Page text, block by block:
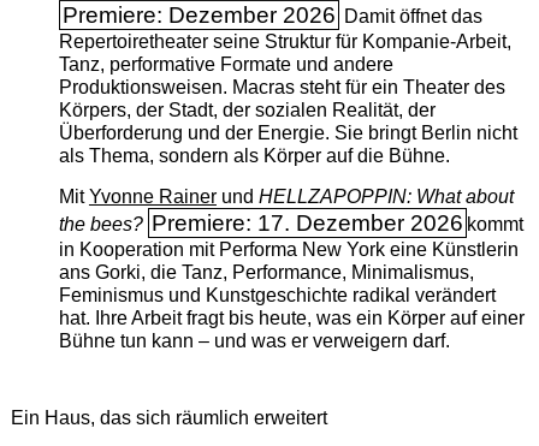
Premiere: Dezember 2026 Damit öffnet das
Repertoiretheater seine Struktur für Kompanie-Arbeit,
Tanz, performative Formate und andere
Produktionsweisen. Macras steht für ein Theater des
Körpers, der Stadt, der sozialen Realität, der
Überforderung und der Energie. Sie bringt Berlin nicht
als Thema, sondern als Körper auf die Bühne.
MitYvonne Rainerund HELLZAPOPPIN: What about
the bees? Premiere: 17. Dezember 2026 kommt
in Kooperation mit Performa New York eine Künstlerin
ans Gorki, die Tanz, Performance, Minimalismus,
Feminismus und Kunstgeschichte radikal verändert
hat. Ihre Arbeit fragt bis heute, was ein Körper auf einer
Bühne tun kann – und was er verweigern darf.
Ein Haus, das sich räumlich erweitert